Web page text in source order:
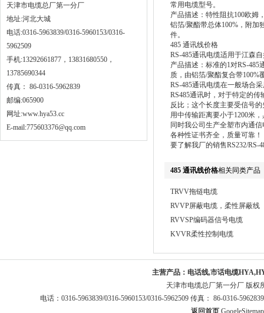
天津市电缆总厂第一分厂
地址:河北大城
电话:0316-5963839/0316-5960153/0316-
5962509
手机:13292661877，13831680550，
13785690344
传真： 86-0316-5962839
邮编:065900
网址:www.hya53.cc
E-mail:775603376@qq.com
常用电缆型号。
产品描述：特性阻抗100欧姆
铝箔/聚酯带总体100%，附加
件。
485 通讯线价格
RS-485通讯电缆适用于江森
产品描述：标准的1对RS-485
质，由铝箔/聚酯复合带100%
RS-485通讯电缆在一般场合
RS485通讯时，对于特定的
反比；这个长度主要受信号
用中传输距离要小于1200米
同时我公司生产全塑市内通
各种性证书齐全，质量可靠
要了解我厂的销售RS232/RS-
485 通讯线价格相关同类产品
TRVV拖链电缆
RVVP屏蔽电缆，柔性屏蔽线
RVVSP编码器信号电缆
KVVR柔性控制电缆
主营产品： 电话线,市话电缆
天津市电缆总厂第一分厂 版权
电话：0316-5963839/0316-5960153/0316-5962509 传真： 86-0316-
返回首页 GoogleSitemap